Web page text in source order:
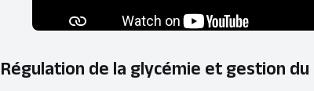
Régulation de la glycémie et gestion du